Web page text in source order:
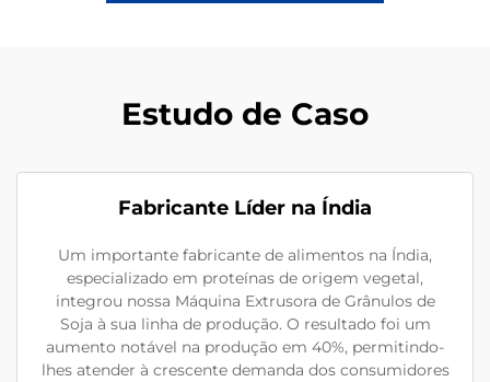
Estudo de Caso
Fabricante Líder na Índia
Um importante fabricante de alimentos na Índia,
especializado em proteínas de origem vegetal,
integrou nossa Máquina Extrusora de Grânulos de
Soja à sua linha de produção. O resultado foi um
aumento notável na produção em 40%, permitindo-
lhes atender à crescente demanda dos consumidores